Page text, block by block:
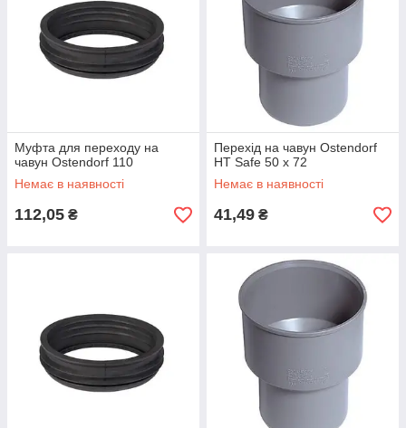
Муфта для переходу на
чавун Ostendorf 110
Немає в наявності
112,05 ₴
Перехід на чавун Ostendorf
HT Safe 50 х 72
Немає в наявності
41,49 ₴